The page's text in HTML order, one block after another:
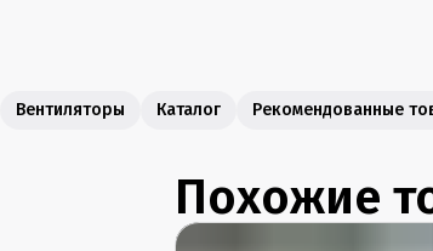
Вентиляторы Каталог Рекомендованные
Похожие